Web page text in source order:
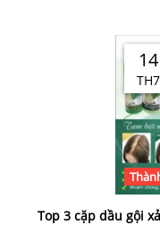
14
TH7
Top 3 cặp dầu gội